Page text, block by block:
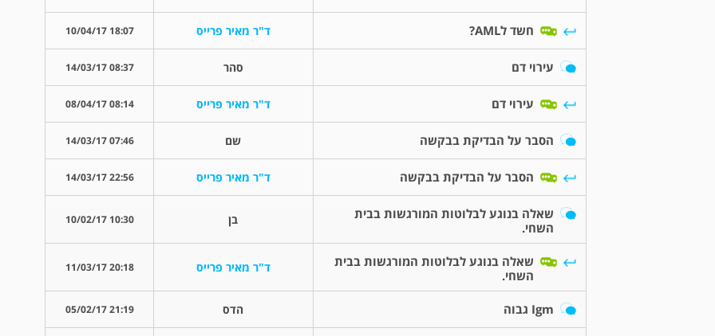
חשד לAML? ד"ר מאיר פרייס 18:07 10/04/17
עירוי דם סהר 08:37 14/03/17
עירוי דם ד"ר מאיר פרייס 08:14 08/04/17
הסבר על הבדיקת בבקשה שם 07:46 14/03/17
הסבר על הבדיקת בבקשה ד"ר מאיר פרייס 22:56 14/03/17
שאלה בנוגע לבלוטות המורגשות בבית
השחי.
בן 10:30 10/02/17
שאלה בנוגע לבלוטות המורגשות בבית
השחי.
ד"ר מאיר פרייס 20:18 11/03/17
Igm גבוה הדס 21:19 05/02/17